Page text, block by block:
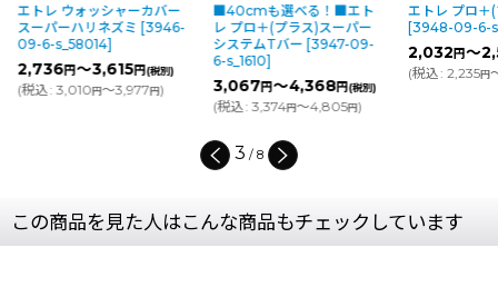
エトレ ウォッシャーカバー
スーパーハリネズミ [3946-
09-6-s_58014]
2,736円～3,615円(税別)
(税込: 3,010円～3,977円)
■40cmも選べる！■エト
レ プロ＋(プラス)スーパー
システムTバー [3947-09-
6-s_1610]
3,067円～4,368円(税別)
(税込: 3,374円～4,805円)
エトレ プロ＋
[3948-09-6-
2,032 円～
(税込: 2,235円
3 / 8
この商品を見た人はこんな商品もチェックしています